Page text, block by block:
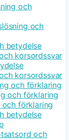
och
och
betydelse
korsordssvar
korsordssvar
och förklaring
och förklaring
och förklaring
betydelse
och